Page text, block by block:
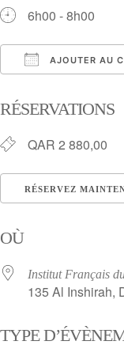
6h00 - 8h00
AJOUTER AU
RÉSERVATIONS
QAR 2 880,00
RÉSERVEZ
OÙ
Institut Français
135 Al Inshirah,
TYPE